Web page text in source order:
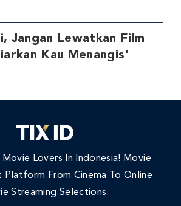
Jangan Lewatkan Film
Kau Menangis’
Lovers In Indonesia! Movie
Platform From Cinema To Online
Streaming Selections.